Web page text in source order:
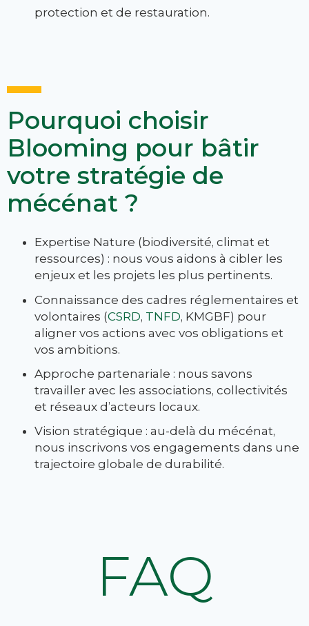
protection et de restauration.
Pourquoi choisir
Blooming pour bâtir
votre stratégie de
mécénat ?
Expertise Nature (biodiversité, climat et
ressources) : nous vous aidons à cibler les
enjeux et les projets les plus pertinents.
Connaissance des cadres réglementaires et
volontaires (CSRD, TNFD, KMGBF) pour
aligner vos actions avec vos obligations et
vos ambitions.
Approche partenariale : nous savons
travailler avec les associations, collectivités
et réseaux d’acteurs locaux.
Vision stratégique : au-delà du mécénat,
nous inscrivons vos engagements dans une
trajectoire globale de durabilité.
FAQ